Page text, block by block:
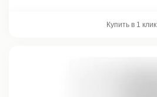
Купить в 1 клик